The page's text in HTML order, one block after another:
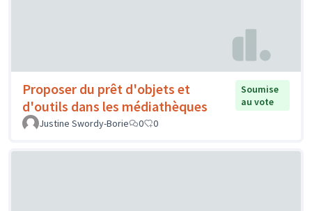
Proposer du prêt d'objets et
d'outils dans les médiathèques
Soumise
au vote
Justine Swordy-Borie
0 0